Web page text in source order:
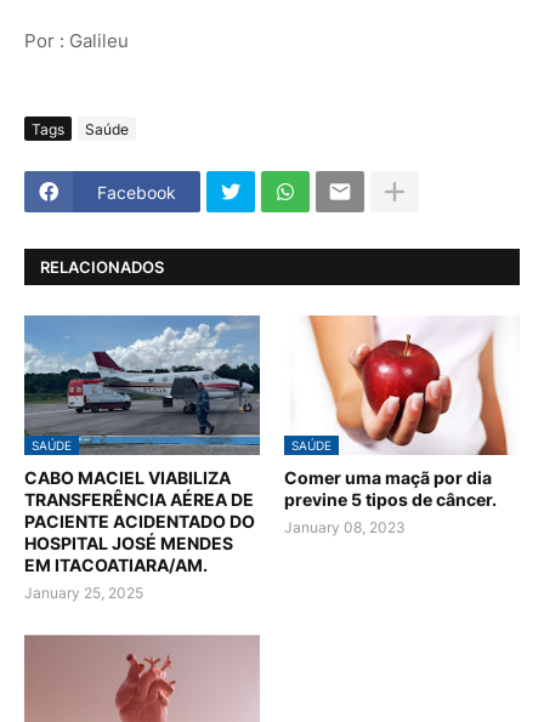
Por : Galileu
Tags Saúde
Facebook
RELACIONADOS
SAÚDE
CABO MACIEL VIABILIZA
TRANSFERÊNCIA AÉREA DE
PACIENTE ACIDENTADO DO
HOSPITAL JOSÉ MENDES
EM ITACOATIARA/AM.
January 25, 2025
SAÚDE
Comer uma maçã por dia
previne 5 tipos de câncer.
January 08, 2023